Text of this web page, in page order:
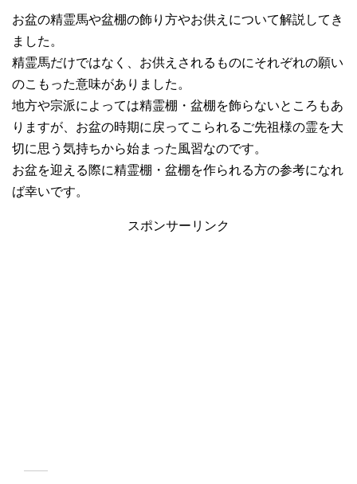
お盆の精霊馬や盆棚の飾り方やお供えについて解説してき
ました。
精霊馬だけではなく、お供えされるものにそれぞれの願い
のこもった意味がありました。
地方や宗派によっては精霊棚・盆棚を飾らないところもあ
りますが、お盆の時期に戻ってこられるご先祖様の霊を大
切に思う気持ちから始まった風習なのです。
お盆を迎える際に精霊棚・盆棚を作られる方の参考になれ
ば幸いです。
スポンサーリンク